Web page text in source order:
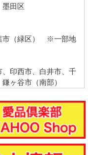
田区
市（緑区） ※一部地
印西市、白井市、千
ヶ谷市（南部）